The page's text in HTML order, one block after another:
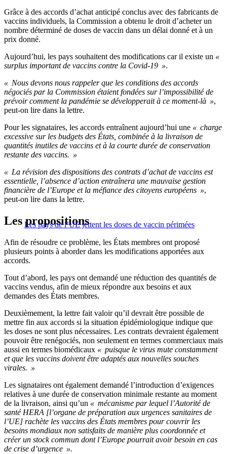
Grâce à des accords d’achat anticipé conclus avec des fabricants de
vaccins individuels, la Commission a obtenu le droit d’acheter un
nombre déterminé de doses de vaccin dans un délai donné et à un
prix donné.
Aujourd’hui, les pays souhaitent des modifications car il existe un «
surplus important de vaccins contre la Covid-19 ».
« Nous devons nous rappeler que les conditions des accords
négociés par la Commission étaient fondées sur l’impossibilité de
prévoir comment la pandémie se développerait à ce moment-là »,
peut-on lire dans la lettre.
Pour les signataires, les accords entraînent aujourd’hui une « charge
excessive sur les budgets des États, combinée à la livraison de
quantités inutiles de vaccins et à la courte durée de conservation
restante des vaccins. »
« La révision des dispositions des contrats d’achat de vaccins est
essentielle, l’absence d’action entraînera une mauvaise gestion
financière de l’Europe et la méfiance des citoyens européens »,
peut-on lire dans la lettre.
Les pays de l’UE jettent les doses de vaccin périmées
Les propositions
Afin de résoudre ce problème, les États membres ont proposé
plusieurs points à aborder dans les modifications apportées aux
accords.
Tout d’abord, les pays ont demandé une réduction des quantités de
vaccins vendus, afin de mieux répondre aux besoins et aux
demandes des États membres.
Deuxièmement, la lettre fait valoir qu’il devrait être possible de
mettre fin aux accords si la situation épidémiologique indique que
les doses ne sont plus nécessaires. Les contrats devraient également
pouvoir être renégociés, non seulement en termes commerciaux mais
aussi en termes biomédicaux « puisque le virus mute constamment
et que les vaccins doivent être adaptés aux nouvelles souches
virales. »
Les signataires ont également demandé l’introduction d’exigences
relatives à une durée de conservation minimale restante au moment
de la livraison, ainsi qu’un « mécanisme par lequel l’Autorité de
santé HERA [l’organe de préparation aux urgences sanitaires de
l’UE] rachète les vaccins des États membres pour couvrir les
besoins mondiaux non satisfaits de manière plus coordonnée et
créer un stock commun dont l’Europe pourrait avoir besoin en cas
de crise d’urgence ».